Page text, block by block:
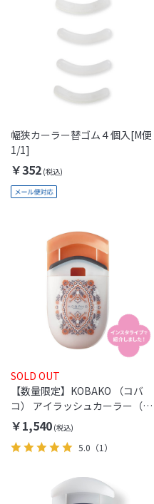
幅狭カーラー替ゴム４個入[M便
1/1]
￥352
SOLD OUT
【数量限定】KOBAKO （コバ
コ） アイラッシュカーラー（セ
ンターカール・リカモグレー）
￥1,540
5.0 （1）